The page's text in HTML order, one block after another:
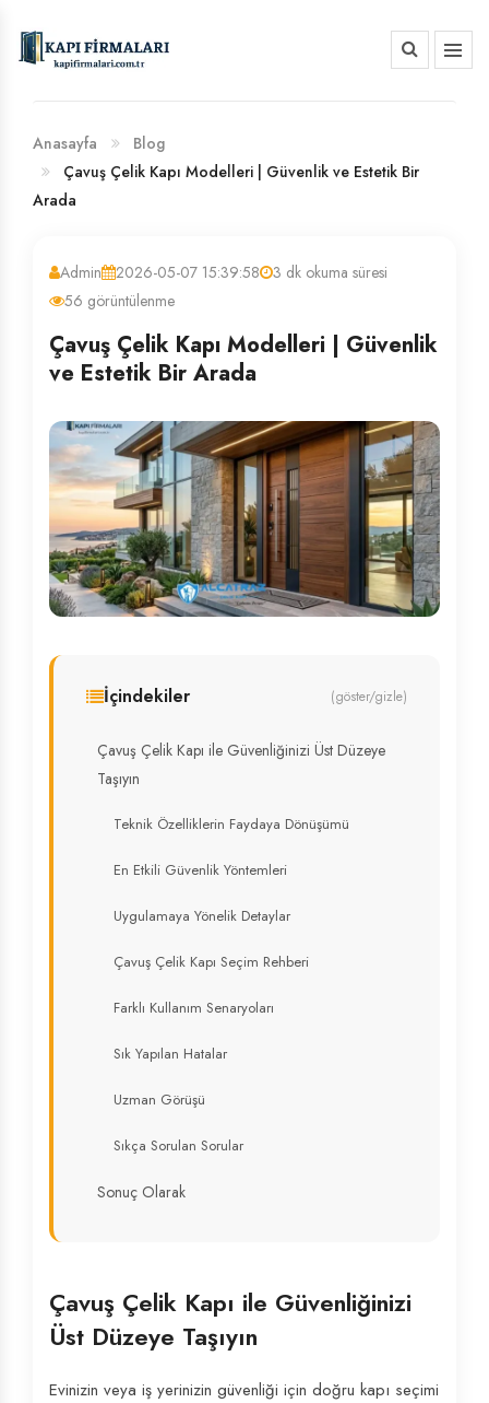
BANKA HESAP NUMARALARIMIZ
Anasayfa
Blog
Çavuş Çelik Kapı Modelleri | Güvenlik ve Estetik Bir
Arada
Admin 2026-05-07 15:39:58
3 dk okuma süresi
56 görüntülenme
Çavuş Çelik Kapı Modelleri | Güvenlik
ve Estetik Bir Arada
İçindekiler (göster/gizle)
Çavuş Çelik Kapı ile Güvenliğinizi Üst Düzeye
Taşıyın
Teknik Özelliklerin Faydaya Dönüşümü
En Etkili Güvenlik Yöntemleri
Uygulamaya Yönelik Detaylar
Çavuş Çelik Kapı Seçim Rehberi
Farklı Kullanım Senaryoları
Sık Yapılan Hatalar
Uzman Görüşü
Sıkça Sorulan Sorular
Sonuç Olarak
Çavuş Çelik Kapı ile Güvenliğinizi
Üst Düzeye Taşıyın
Evinizin veya iş yerinizin güvenliği için doğru kapı seçimi